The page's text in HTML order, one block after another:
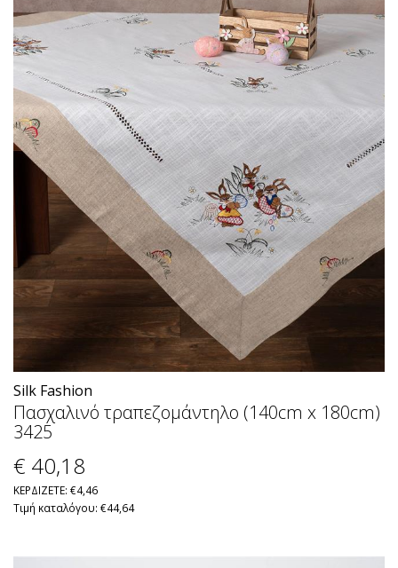
Silk Fashion
Πασχαλινό τραπεζομάντηλο (140cm x 180cm)
3425
€ 40,18
ΚΕΡΔΙΖΕΤΕ: €4,46
Τιμή καταλόγου: €44,64